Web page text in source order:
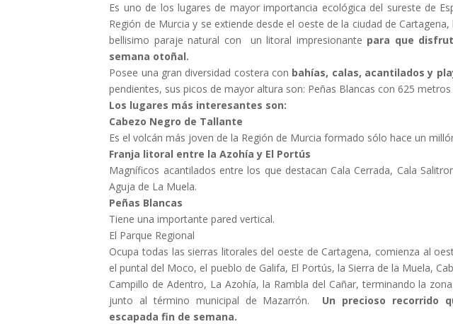
Es uno de los lugares de mayor importancia ecológica del sureste de
Región de Murcia y se extiende desde el oeste de la ciudad de
bellisimo paraje natural con un litoral impresionante para que
semana otoñal.
Posee una gran diversidad costera con bahías, calas, acantilados y
pendientes, sus picos de mayor altura son: Peñas Blancas con 625
Los lugares más interesantes son:
Cabezo Negro de Tallante
Es el volcán más joven de la Región de Murcia formado sólo hace un
Franja litoral entre la Azohía y El Portús
Magníficos acantilados entre los que destacan Cala Cerrada, Cala
Aguja de La Muela.
Peñas Blancas
Tiene una importante pared vertical.
El Parque Regional
Ocupa todas las sierras litorales del oeste de Cartagena, comienza al
el puntal del Moco, el pueblo de Galifa, El Portús, la Sierra de la Muela,
Campillo de Adentro, La Azohía, la Rambla del Cañar, terminando la
junto al término municipal de Mazarrón.
Un precioso recorrido
escapada fin de semana.